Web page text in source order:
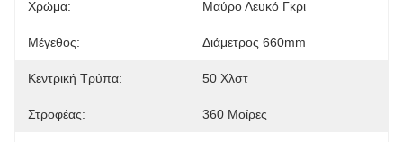
Χρώμα: Μαύρο Λευκό Γκρι
Μέγεθος: Διάμετρος 660mm
Κεντρική Τρύπα: 50 Χλστ
Στροφέας: 360 Μοίρες